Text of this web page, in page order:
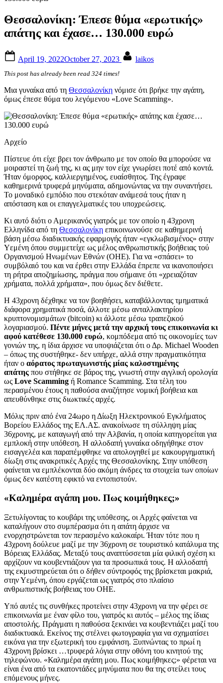
Θεσσαλονίκη: Έπεσε θύμα «ερωτικής»
απάτης και έχασε… 130.000 ευρώ
on
April 19, 2022October 27, 2023 laikos
This post has already been read 324 times!
Μια γυναίκα από τη Θεσσαλονίκη νόμισε ότι βρήκε την αγάπη,
όμως έπεσε θύμα του λεγόμενου «Love Scamming».
Αρχείο
Πίστευε ότι είχε βρει τον άνθρωπο με τον οποίο θα μπορούσε να
μοιραστεί τη ζωή της, κι ας μην τον είχε γνωρίσει ποτέ από κοντά.
Ήταν όμορφος, καλλιεργημένος, ευαίσθητος. Της έγραφε
καθημερινά τρυφερά μηνύματα, αδημονώντας να την συναντήσει.
Το μοναδικό εμπόδιο που στεκόταν ανάμεσά τους ήταν η
απόσταση και οι επαγγελματικές του υποχρεώσεις.
Κι αυτό διότι ο Αμερικανός γιατρός με τον οποίο η 43χρονη
Ελληνίδα από τη Θεσσαλονίκη επικοινωνούσε σε καθημερινή
βάση μέσω διαδικτυακής εφαρμογής ήταν «εγκλωβισμένος» στην
Υεμένη όπου συμμετείχε ως μέλος ανθρωπιστικής βοήθειας τού
Οργανισμού Ηνωμένων Εθνών (ΟΗΕ). Για να «σπάσει» το
συμβόλαιό του και να έρθει στην Ελλάδα έπρεπε να ικανοποιήσει
τη ρήτρα αποζημίωσης, πράγμα που σήμαινε ότι «χρειαζόταν
χρήματα, πολλά χρήματα», που όμως δεν διέθετε.
Η 43χρονη δέχθηκε να τον βοηθήσει, καταβάλλοντας τμηματικά
διάφορα χρηματικά ποσά, άλλοτε μέσω ανταλλακτηρίου
κρυπτονομισμάτων (bitcoin) κι άλλοτε μέσω τραπεζικού
λογαριασμού. Πέντε μήνες μετά την αρχική τους επικοινωνία κι
αφού κατέθεσε 130.000 ευρώ, κομπόδεμα από τις οικονομίες των
γονιών της, η ίδια άρχισε να υποψιάζεται ότι ο Δρ. Michael Wooden
– όπως της συστήθηκε- δεν υπήρχε, αλλά στην πραγματικότητα
ήταν ο αόρατος πρωταγωνιστής μίας καλοστημένης
απάτης που στήθηκε σε βάρος της, γνωστή στην αγγλική ορολογία
ως Love Scamming ή Romance Scamming. Στα τέλη του
περασμένου έτους η παθούσα αναζήτησε νομική βοήθεια και
απευθύνθηκε στις διωκτικές αρχές.
Μόλις πριν από ένα 24ωρο η Δίωξη Ηλεκτρονικού Εγκλήματος
Βορείου Ελλάδος της ΕΛ.ΑΣ. ανακοίνωσε τη σύλληψη μίας
36χρονης, με καταγωγή από την Αλβανία, η οποία κατηγορείται για
εμπλοκή στην υπόθεση. Η αλλοδαπή γυναίκα οδηγήθηκε στον
εισαγγελέα και παραπέμφθηκε να απολογηθεί με κακουργηματική
δίωξη στις ανακριτικές Αρχές της Θεσσαλονίκης. Στην υπόθεση
φαίνεται να εμπλέκονται δύο ακόμη άνδρες τα στοιχεία των οποίων
όμως δεν κατέστη εφικτό να εντοπιστούν.
«Καλημέρα αγάπη μου. Πως κοιμήθηκες;»
Ξετυλίγοντας το κουβάρι της υπόθεσης, οι Αρχές φαίνεται να
καταλήγουν στο συμπέρασμα ότι η απάτη άρχισε να
ενορχηστρώνεται τον περασμένο καλοκαίρι. Ήταν τότε που η
43χρονη δούλευε μαζί με την 36χρονη σε τουριστικό κατάλυμα της
Βόρειας Ελλάδας. Μεταξύ τους αναπτύσσεται μία φιλική σχέση κι
αρχίζουν να κουβεντιάζουν για τα προσωπικά τους. Η αλλοδαπή
της εκμυστηρεύεται ότι ο δήθεν σύντροφός της βρίσκεται μακριά,
στην Υεμένη, όπου εργάζεται ως γιατρός στο πλαίσιο
ανθρωπιστικής βοήθειας του ΟΗΕ.
Υπό αυτές τις συνθήκες προτείνει στην 43χρονη να την φέρει σε
επικοινωνία με έναν φίλο του, γιατρός κι αυτός – μέλος της ίδιας
αποστολής. Πράγματι η παθούσα ξεκινάει να κουβεντιάζει μαζί του
διαδικτυακά. Εκείνος της στέλνει φωτογραφία για να σχηματίσει
εικόνα για την εξωτερική του εμφάνιση. Ξυπνώντας το πρωί η
43χρονη βρίσκει …τρυφερά λόγια στην οθόνη του κινητού της
τηλεφώνου. «Καλημέρα αγάπη μου. Πως κοιμήθηκες;» φέρεται να
είναι ένα από τα εκατοντάδες μηνύματα που θα της στείλει τους
επόμενους μήνες.